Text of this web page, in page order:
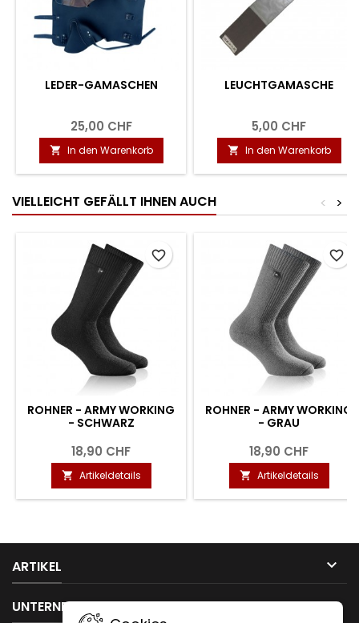
LEDER-GAMASCHEN
25,00 CHF
 In den Warenkorb
LEUCHTGAMASCHE
5,00 CHF
 In den Warenkorb
VIELLEICHT GEFÄLLT IHNEN AUCH >
<
ROHNER - ARMY WORKING
- SCHWARZ
18,90 CHF
 Artikeldetails
favorite_border
ROHNER - ARMY WORKING
- GRAU
18,90 CHF
 Artikeldetails
favorite_border
ARTIKEL 
UNTERNEHMEN 